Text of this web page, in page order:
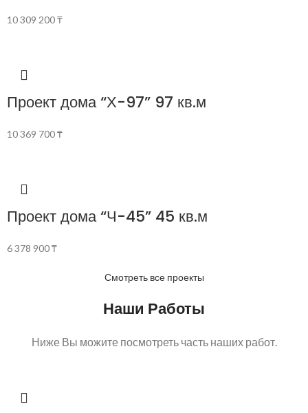
10 309 200₸
Проект дома “Х-97” 97 кв.м
10 369 700₸
Проект дома “Ч-45” 45 кв.м
6 378 900₸
Смотреть все проекты
Наши Работы
Ниже Вы можите посмотреть часть наших работ.